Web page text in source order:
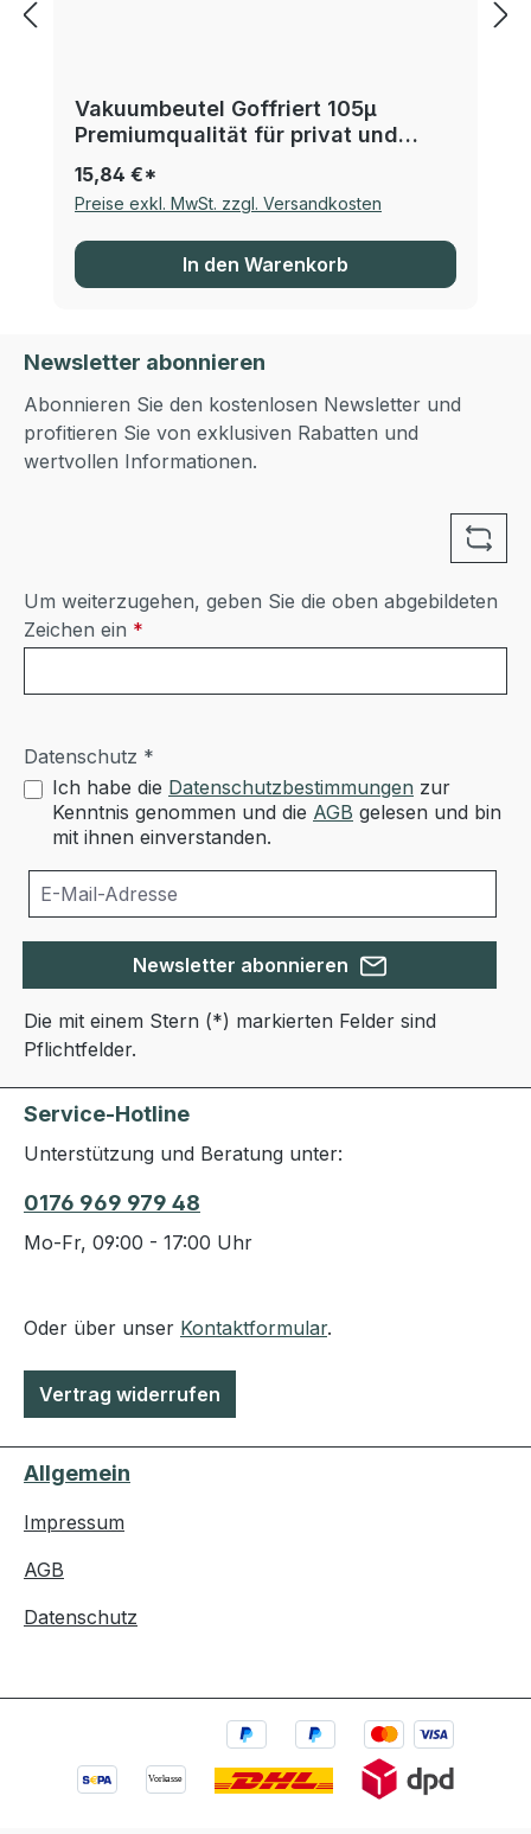
Vakuumbeutel Goffriert 105µ
Premiumqualität für privat und
15,84 €*
Preise exkl. MwSt. zzgl. Versandkosten
In den Warenkorb
Newsletter abonnieren
Abonnieren Sie den kostenlosen Newsletter und
profitieren Sie von exklusiven Rabatten und
wertvollen Informationen.
Um weiterzugehen, geben Sie die oben abgebildeten
Zeichen ein *
Datenschutz *
Ich habe die Datenschutzbestimmungen zur
Kenntnis genommen und die AGB gelesen und bin
mit ihnen einverstanden.
Newsletter abonnieren
Die mit einem Stern (*) markierten Felder sind
Pflichtfelder.
Service-Hotline
Unterstützung und Beratung unter:
0176 969 979 48
Mo-Fr, 09:00 - 17:00 Uhr
Oder über unser Kontaktformular.
Vertrag widerrufen
Allgemein
Impressum
AGB
Datenschutz